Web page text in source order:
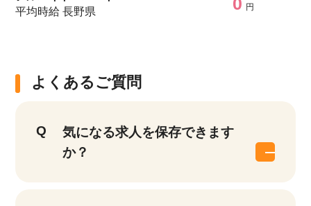
平均時給 長野県
円
よくあるご質問
気になる求人を保存できます
か？